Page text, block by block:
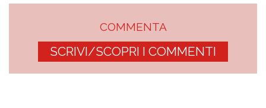
COMMENTA
SCRIVI/SCOPRI I COMMENTI